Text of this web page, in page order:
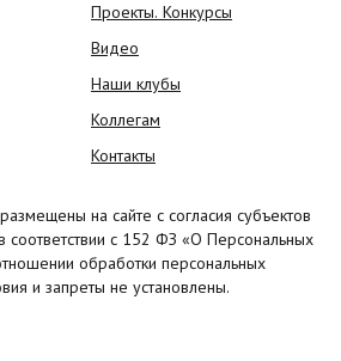
Проекты. Конкурсы
Видео
Наши клубы
Коллегам
Контакты
на сайте с согласия субъектов
соответствии с 152 ФЗ «О Персональных
обработки персональных
и запреты не установлены.